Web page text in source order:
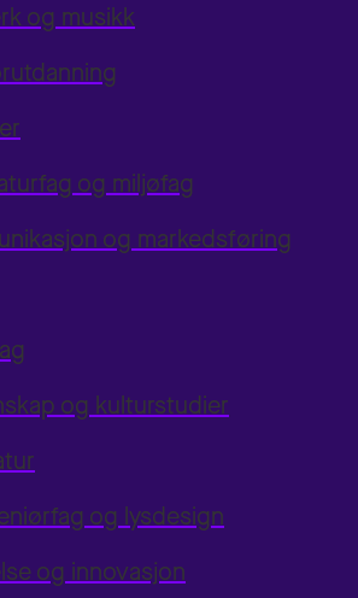
og musikk
og miljøfag
og markedsføring
og kulturstudier
og lysdesign
og innovasjon